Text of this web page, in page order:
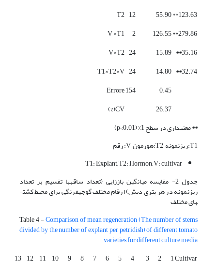
123.63**
55.90
12
T2
279.86**
126.55
2
V ×T1
35.16**
15.89
24
V×T2
32.74**
14.80
24
T1×T2×V
0.45
154
Errore
26.37
CV(%)
** معنی­داری در سطح 1% (p<0.01)
T1:ریزنمونه٬ T2:هورمون٬ V: رقم
T1: Explant, T2: Hormon, V: cultivar
جدول 2- مقایسه میانگین باززایی (تعداد ساقه­ها تقسیم بر تعداد
ریزنمونه در هر پتری دیش) ارقام مختلف گوجه­فرنگی برای محیط کشت­
های مختلف
Table 4 -Comparison of mean regeneration (The number of stems
divided by the number of explant per petridish) of different tomato
varieties for different culture media
Cultivar
1
2
3
4
5
6
7
8
9
10
11
12
13